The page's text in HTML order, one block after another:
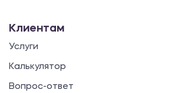
Клиентам
Услуги
Калькулятор
Вопрос-ответ